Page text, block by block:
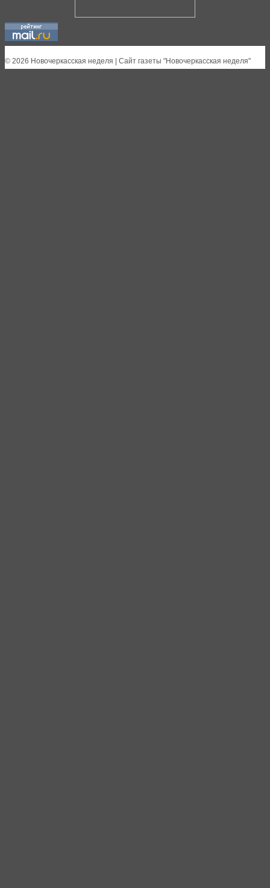
© 2026 Новочеркасская неделя | Сайт газеты "Новочеркасская неделя"